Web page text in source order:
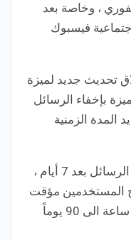
، وخاصة بعد
فيسبوك
تحديث جديد لميزة
بإخفاء الرسائل
المدة الزمنية
وكان في السابق يتم تحديد اختفاء الرسائل بعد 7 أيام ،
المستخدمين مؤقت
معين في أي مكان ويتراوح من 24 ساعة الى 90 يوماً